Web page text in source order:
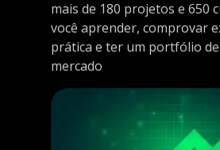
mais de 180 projetos e 650
você aprender, comprovar
prática e ter um portfólio
mercado